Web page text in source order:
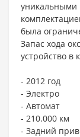
уникальными
была
Запас хода
устройство в
- 2012 год
- Электро
- Автомат
- 210.000 км
- Задний